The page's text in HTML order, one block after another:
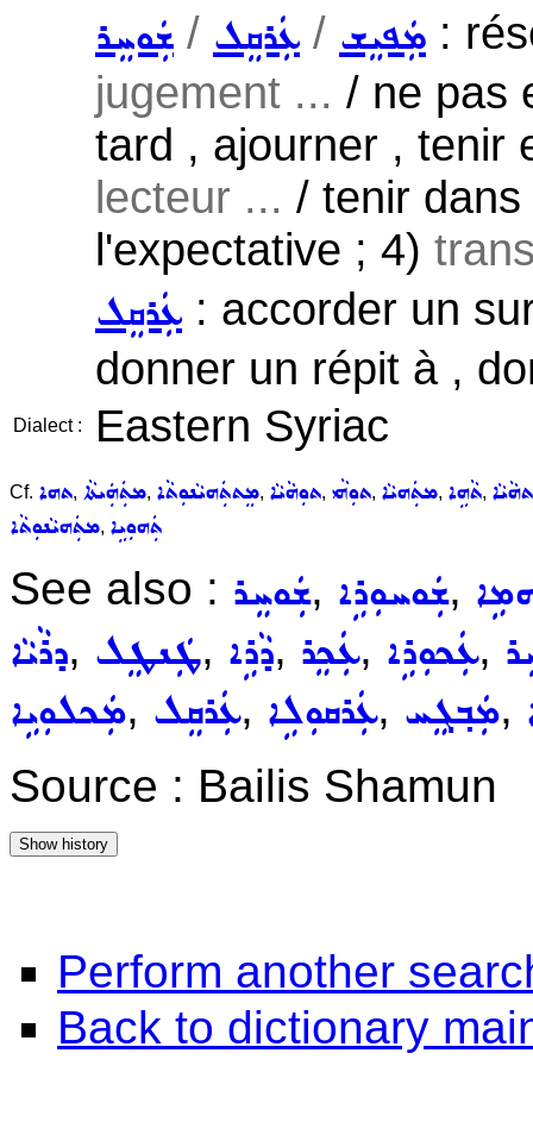
ܫܲܘܚܸܪ / ܥܲܪܩܸܠ / ܡܲܦܝܸܫ :
jugement ... / ne pas
tard , ajourner , tenir
lecteur ... / tenir
l'expectative ; 4)
ܥܲܪܩܸܠ : accorder un
donner un répit à ,
Dialect : Eastern Syriac
Cf. ܬܗܐ, ܡܬܲܗܲܝܬܵܐ, ܡܸܬܬܲܗܝܵܢܘܼܬܵܐ, ܬܘܼܗܵܝܵܐ, ܬܘܼܗܵܝ, ܡܬܲܗܝܵܐ, ܬܵܗܹܐ, ܬܗܵܝܵܐ
ܡܬܲܗܝܵܢܘܼܬܵܐ, ܬܲܗܘܼܝܹܐ
See also : ܫܲܘܚܸܪ, ܫܲܘܚܘܼܪܹܐ,
ܕܪܵܝܵܐ, ܛܲܢܛܸܠ, ܕܵܪܹܐ, ܥܲܟܸܪ, ܥܲܟܘܼܪܹܐ,
ܡܲܟܠܘܼܝܹܐ, ܥܲܪܩܸܠ, ܥܲܪܩܘܼܠܹܐ, ܡܲܒ݂ܓܸܚ,
Source : Bailis Shamun
Perform another
Back to dictionary